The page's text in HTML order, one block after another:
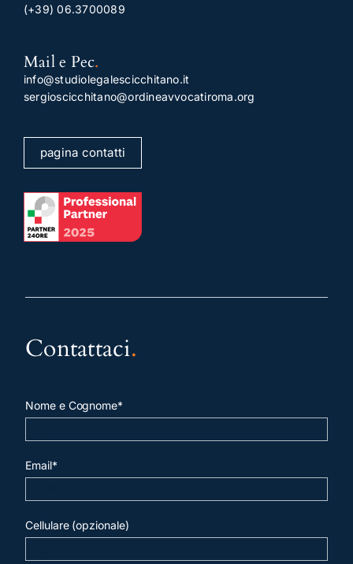
(+39) 06.3700089
Mail e Pec.
info@studiolegalescicchitano.it
sergioscicchitano@ordineavvocatiroma.org
pagina contatti
Contattaci.
Nome e Cognome*
Email*
Cellulare (opzionale)